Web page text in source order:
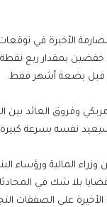
الأخيرة في توقعات
خفضين بمقدار ربع
قبل بضعة أشهر فقط.
وفروق العائد بين
سيعيد نفسه بسرعة
المالية ورؤساء
بلا شك في
على الصفقات